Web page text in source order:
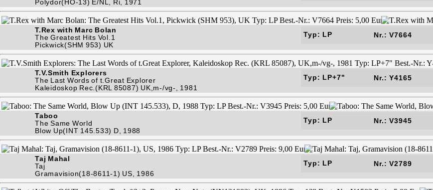
Polydor(HO-13) E/NL, Ri, 1971
T.Rex with Marc Bolan
The Greatest Hits Vol.1
Pickwick(SHM 953) UK
Typ: LP Nr.: V7664
T.V.Smith Explorers
The Last Words of t.Great Explorer
Kaleidoskop Rec.(KRL 85087) UK,m-/vg-, 1981
Typ: LP+7" Nr.: Y4165
Taboo
The Same World
Blow Up(INT 145.533) D, 1988
Typ: LP Nr.: V3945
Taj Mahal
Taj
Gramavision(18-8611-1) US, 1986
Typ: LP Nr.: V2789